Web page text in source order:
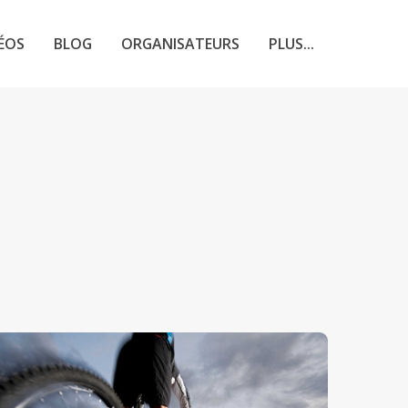
BLOG ORGANISATEURS PLUS...